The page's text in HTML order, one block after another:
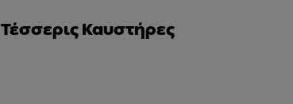
Τέσσερις Καυστήρες